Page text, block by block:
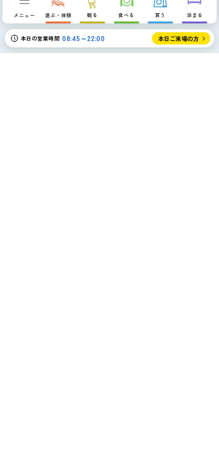
メニュー 遊ぶ・体験 観る 食べる 買う 泊まる
本日の営業時間 08:45～22:00 本日ご来場の方